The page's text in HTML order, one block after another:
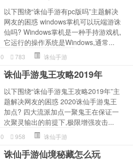
以下围绕“诛仙手游有pc版吗”主题解决
网友的困惑 windows掌机可以玩端游诛
仙吗? Windows掌机是一种手持游戏机,
它运行的操作系统是Windows,通常...
0 783 诛仙手游
诛仙手游鬼王攻略2019年
以下围绕“诛仙手游鬼王攻略2019年”主
题解决网友的困惑 2020诛仙手游鬼王
加点? 四大流派加点一聚鬼王在保证一
次聚灵输出的前提下,极限增强攻击...
0 958 诛仙手游
诛仙手游仙境秘藏怎么玩